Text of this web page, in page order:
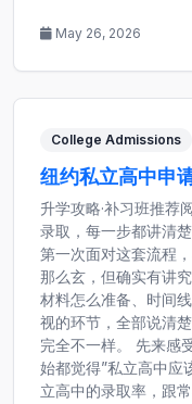
May 26, 2026
College Admissions
纽约私立高中申
升学攻略·补习班推荐
录取，每一步都讲清
第一次面对这套流程
那么玄，但确实有讲
材料怎么准备、时间
视的环节，全部说清
完全不一样。 先来感
始都觉得”私立高中应
立高中的录取率，跟